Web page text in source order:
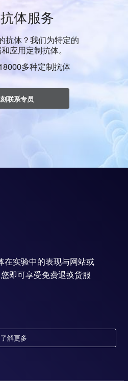
体服务
抗体？我们为特定的
应用定制抗体。
多种定制抗体
联系专员
在实验中的表现与网站或
即可享受免费退换货服
了解更多